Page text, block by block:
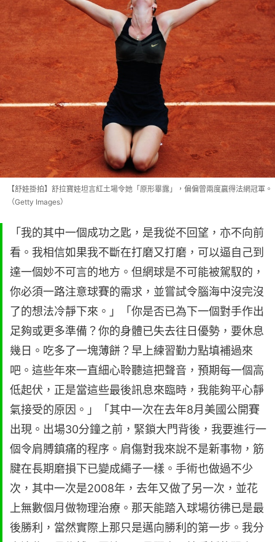
【舒娃掛拍】舒拉寶娃坦言紅土場令她「原形畢露」，偏偏曾兩度贏得法網冠軍。
（Getty Images）
「我的其中一個成功之匙，是我從不回望，亦不向前
看。我相信如果我不斷在打磨又打磨，可以逼自己到
達一個妙不可言的地方。但網球是不可能被駕馭的，
你必須一路注意球賽的需求，並嘗試令腦海中沒完沒
了的想法冷靜下來。」「你是否已為下一個對手作出
足夠或更多準備？你的身體已失去往日優勢，要休息
幾日。吃多了一塊薄餅？早上練習勤力點填補過來
吧。這些年來一直細心聆聽這把聲音，預期每一個高
低起伏，正是當這些最後訊息來臨時，我能夠平心靜
氣接受的原因。」「其中一次在去年8月美國公開賽
出現。出場30分鐘之前，緊鎖大門背後，我要進行一
個令肩膊鎮痛的程序。肩傷對我來說不是新事物，筋
腱在長期磨損下已變成繩子一樣。手術也做過不少
次，其中一次是2008年，去年又做了另一次，並花
上無數個月做物理治療。那天能踏入球場彷彿已是最
後勝利，當然實際上那只是邁向勝利的第一步。我分